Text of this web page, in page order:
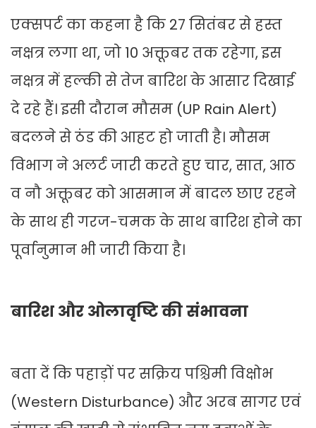
एक्सपर्ट का कहना है कि 27 सितंबर से हस्त
नक्षत्र लगा था, जो 10 अक्तूबर तक रहेगा, इस
नक्षत्र में हल्की से तेज बारिश के आसार दिखाई
दे रहे हैं। इसी दौरान मौसम (UP Rain Alert)
बदलने से ठंड की आहट हो जाती है। मौसम
विभाग ने अलर्ट जारी करते हुए चार, सात, आठ
व नौ अक्तूबर को आसमान में बादल छाए रहने
के साथ ही गरज-चमक के साथ बारिश होने का
पूर्वानुमान भी जारी किया है।
बारिश और ओलावृष्टि की संभावना
बता दें कि पहाड़ों पर सक्रिय पश्चिमी विक्षोभ
(Western Disturbance) और अरब सागर एवं